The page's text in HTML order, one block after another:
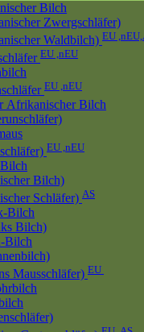
Bilch
Zwergschläfer)
Waldbilch) EU
EU ,nEU
EU ,nEU
Afrikanischer Bilch
EU ,nEU
Bilch)
Schläfer) AS
Bilch
Bilch)
Bilch
Mausschläfer) EU